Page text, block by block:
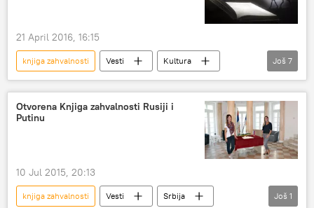
21 April 2016, 16:15
knjiga zahvalnosti Vesti
Kultura
Španija
Barselona
Migel de Servantes
Tviter
tvitovanje
Don Kihot
Još 7
Otvorena Knjiga zahvalnosti Rusiji i
Putinu
10 Jul 2015, 20:13
knjiga zahvalnosti Vesti
Srbija
Još 1